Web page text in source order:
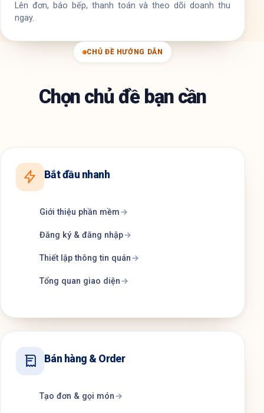
Lên đơn, báo bếp, thanh toán và theo dõi doanh thu
ngay.
CHỦ ĐỀ HƯỚNG DẪN
Chọn chủ đề bạn cần
Bắt đầu nhanh
Giới thiệu phần mềm
Đăng ký & đăng nhập
Thiết lập thông tin quán
Tổng quan giao diện
Bán hàng & Order
Tạo đơn & gọi món